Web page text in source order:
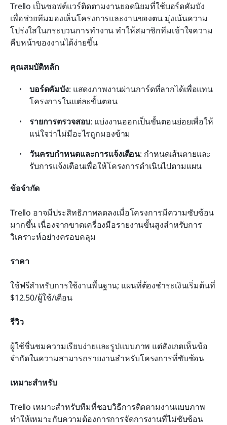
Trello เป็นซอฟต์แวร์ติดตามงานยอดนิยมที่ใช้บอร์ดคัมบัง
เพื่อช่วยทีมมองเห็นโครงการและงานของตน มุ่งเน้นความ
โปร่งใสในกระบวนการทำงาน ทำให้สมาชิกทีมเข้าใจความ
คืบหน้าของงานได้ง่ายขึ้น
คุณสมบัติหลัก
บอร์ดคัมบัง: แสดงภาพงานผ่านการ์ดที่ลากได้เพื่อแทน
โครงการในแต่ละขั้นตอน
รายการตรวจสอบ: แบ่งงานออกเป็นขั้นตอนย่อยเพื่อให้
แน่ใจว่าไม่มีอะไรถูกมองข้าม
วันครบกำหนดและการแจ้งเตือน: กำหนดเส้นตายและ
รับการแจ้งเตือนเพื่อให้โครงการดำเนินไปตามแผน
ข้อจำกัด
Trello อาจมีประสิทธิภาพลดลงเมื่อโครงการมีความซับซ้อน
มากขึ้น เนื่องจากขาดเครื่องมือรายงานขั้นสูงสำหรับการ
วิเคราะห์อย่างครอบคลุม
ราคา
ใช้ฟรีสำหรับการใช้งานพื้นฐาน; แผนที่ต้องชำระเงินเริ่มต้นที่
$12.50/ผู้ใช้/เดือน
รีวิว
ผู้ใช้ชื่นชมความเรียบง่ายและรูปแบบภาพ แต่สังเกตเห็นข้อ
จำกัดในความสามารถรายงานสำหรับโครงการที่ซับซ้อน
เหมาะสำหรับ
Trello เหมาะสำหรับทีมที่ชอบวิธีการติดตามงานแบบภาพ
ทำให้เหมาะกับความต้องการการจัดการงานที่ไม่ซับซ้อน